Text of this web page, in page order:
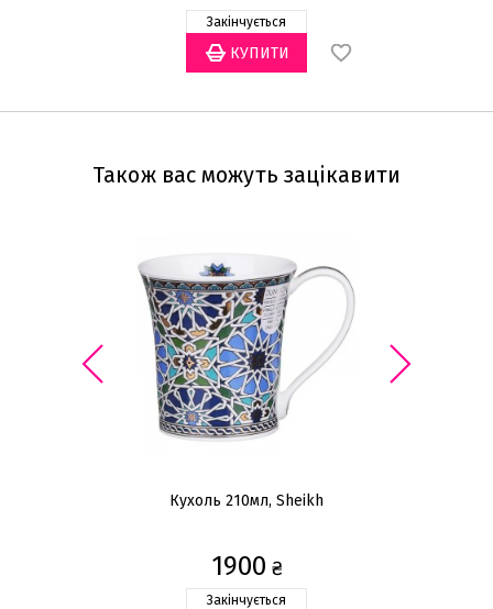
Закінчується
Також вас можуть зацікавити
Кухоль 210мл, Sheikh
1900 ₴
Закінчується